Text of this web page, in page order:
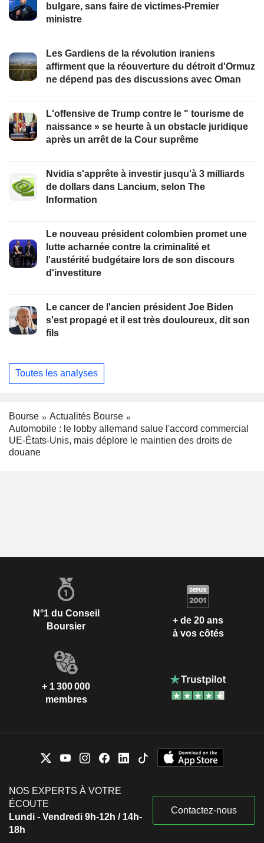
bulgare, sans faire de victimes-Premier
ministre
Les Gardiens de la révolution iraniens
affirment que la réouverture du détroit d'Ormuz
ne dépend pas des discussions avec Oman
L'offensive de Trump contre le " tourisme de
naissance » se heurte à un obstacle juridique
après un arrêt de la Cour suprême
Nvidia s'apprête à investir jusqu'à 3 milliards
de dollars dans Lancium, selon The
Information
Le nouveau président colombien promet une
lutte acharnée contre la criminalité et
l'austérité budgétaire lors de son discours
d'investiture
Le cancer de l'ancien président Joe Biden
s'est propagé et il est très douloureux, dit son
fils
Toutes les analyses
Bourse
Actualités Bourse
Automobile : le lobby allemand salue l'accord commercial
UE-États-Unis, mais déplore le maintien des droits de
douane
N°1 du Conseil
Boursier
+ de 20 ans
à vos côtés
+ 1 300 000
membres
NOS EXPERTS À VOTRE
ÉCOUTE
Lundi - Vendredi 9h-12h / 14h-
18h
Contactez-nous